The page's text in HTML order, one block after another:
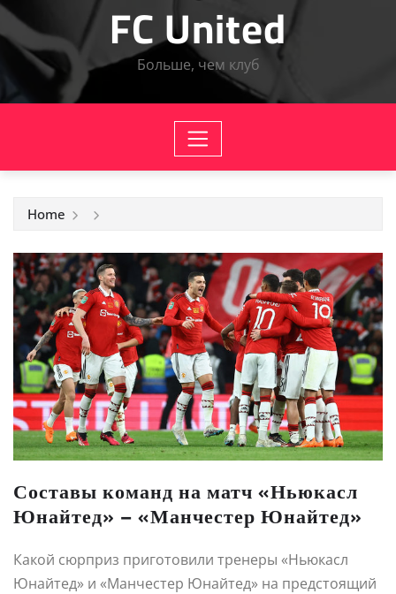
FC United
Больше, чем клуб
Home
Составы команд на матч «Ньюкасл
Юнайтед» – «Манчестер Юнайтед»
Какой сюрприз приготовили тренеры «Ньюкасл
Юнайтед» и «Манчестер Юнайтед» на предстоящий